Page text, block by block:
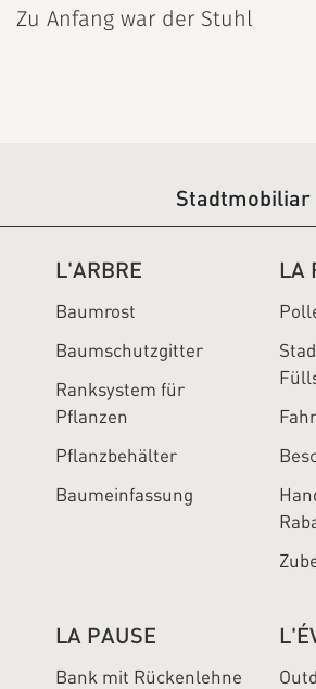
Zu Anfang war der Stuhl
Stadtmobiliar
L'ARBRE
Baumrost
Baumschutzgitter
Ranksystem für
Pflanzen
Pflanzbehälter
Baumeinfassung
LA
LA PAUSE
Bank mit Rückenlehne